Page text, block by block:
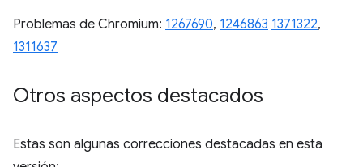
Problemas de Chromium: 1267690, 1246863 1371322,
1311637
Otros aspectos destacados
Estas son algunas correcciones destacadas en esta